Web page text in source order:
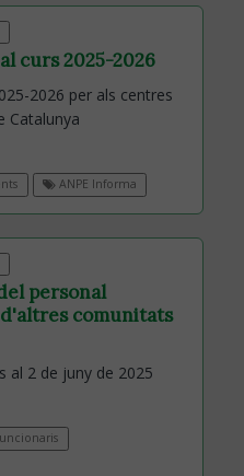
curs 2025-2026
2026 per als centres
Catalunya
ANPE Informa
personal
comunitats
al 2 de juny de 2025